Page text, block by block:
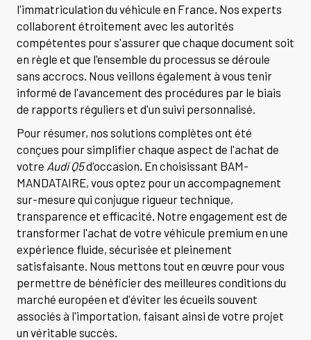
l'immatriculation du véhicule en France. Nos experts
collaborent étroitement avec les autorités
compétentes pour s'assurer que chaque document soit
en règle et que l'ensemble du processus se déroule
sans accrocs. Nous veillons également à vous tenir
informé de l'avancement des procédures par le biais
de rapports réguliers et d'un suivi personnalisé.
Pour résumer, nos solutions complètes ont été
conçues pour simplifier chaque aspect de l'achat de
votre Audi Q5d'occasion. En choisissant BAM-
MANDATAIRE, vous optez pour un accompagnement
sur-mesure qui conjugue rigueur technique,
transparence et efficacité. Notre engagement est de
transformer l'achat de votre véhicule premium en une
expérience fluide, sécurisée et pleinement
satisfaisante. Nous mettons tout en œuvre pour vous
permettre de bénéficier des meilleures conditions du
marché européen et d'éviter les écueils souvent
associés à l'importation, faisant ainsi de votre projet
un véritable succès.